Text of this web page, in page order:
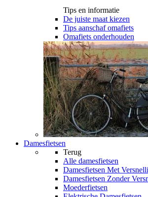
Tips en informatie
De juiste maat kiezen
Tips aanschaf omafiets
Omafiets onderhouden
Damesfietsen
Terug
Alle damesfietsen
Damesfietsen Met
Damesfietsen Zonder
Moederfietsen